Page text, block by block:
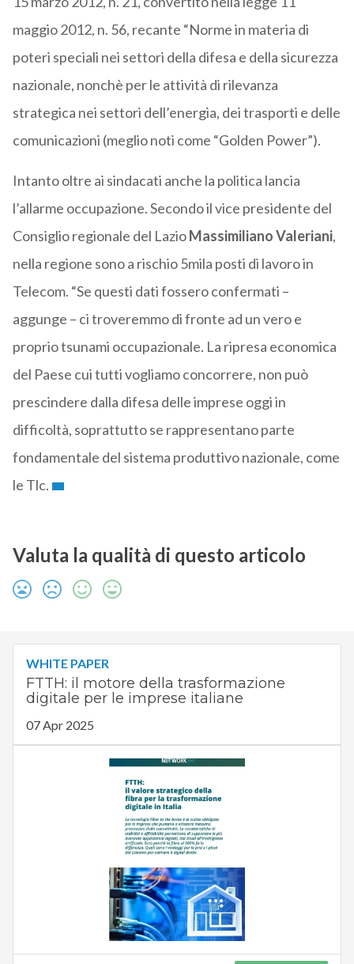
maggio 2012, n. 56, recante “Norme in materia di
poteri speciali nei settori della difesa e della sicurezza
nazionale, nonchè per le attività di rilevanza
strategica nei settori dell’energia, dei trasporti e delle
comunicazioni (meglio noti come “Golden Power”).
Intanto oltre ai sindacati anche la politica lancia
l’allarme occupazione. Secondo il vice presidente del
Consiglio regionale del LazioMassimiliano Valeriani,
nella regione sono a rischio 5mila posti di lavoro in
Telecom. “Se questi dati fossero confermati –
aggunge – ci troveremmo di fronte ad un vero e
proprio tsunami occupazionale. La ripresa economica
del Paese cui tutti vogliamo concorrere, non può
prescindere dalla difesa delle imprese oggi in
difficoltà, soprattutto se rappresentano parte
fondamentale del sistema produttivo nazionale, come
le Tlc.
Valuta la qualità di questo articolo
WHITE PAPER
FTTH: il motore della trasformazione
digitale per le imprese italiane
07 Apr 2025